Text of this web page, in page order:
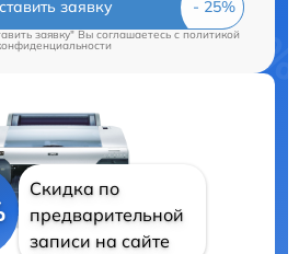
заявку
заявку" Вы соглашаетесь cполитикой
Скидка по
предварительной
записи на сайте